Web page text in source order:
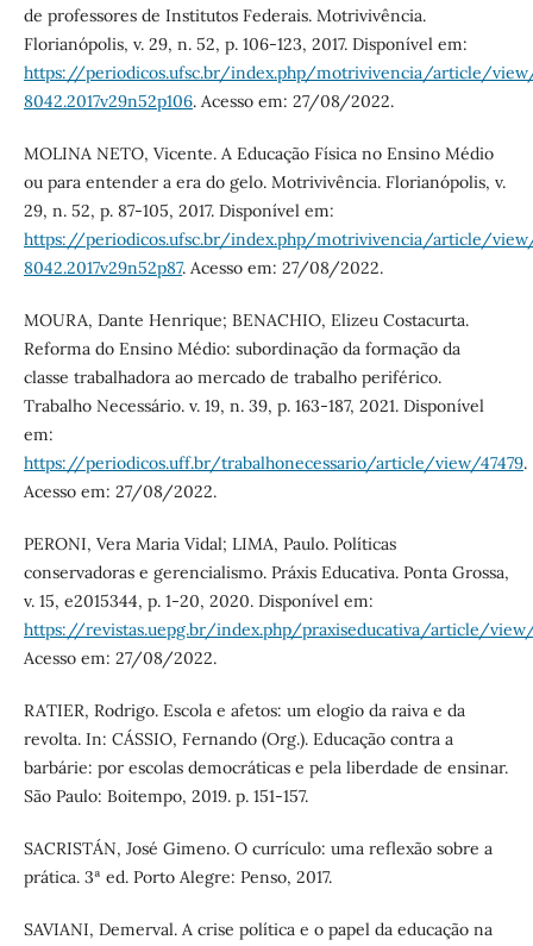
de professores de Institutos Federais. Motrivivência.
Florianópolis, v. 29, n. 52, p. 106-123, 2017. Disponível em:
https://periodicos.ufsc.br/index.php/motrivivencia/article/
8042.2017v29n52p106. Acesso em: 27/08/2022.
MOLINA NETO, Vicente. A Educação Física no Ensino Médio
ou para entender a era do gelo. Motrivivência. Florianópolis, v.
29, n. 52, p. 87-105, 2017. Disponível em:
https://periodicos.ufsc.br/index.php/motrivivencia/article/
8042.2017v29n52p87. Acesso em: 27/08/2022.
MOURA, Dante Henrique; BENACHIO, Elizeu Costacurta.
Reforma do Ensino Médio: subordinação da formação da
classe trabalhadora ao mercado de trabalho periférico.
Trabalho Necessário. v. 19, n. 39, p. 163-187, 2021. Disponível
em:
https://periodicos.uff.br/trabalhonecessario/article/view/47479.
Acesso em: 27/08/2022.
PERONI, Vera Maria Vidal; LIMA, Paulo. Políticas
conservadoras e gerencialismo. Práxis Educativa. Ponta Grossa,
v. 15, e2015344, p. 1-20, 2020. Disponível em:
https://revistas.uepg.br/index.php/praxiseducativa/article/
Acesso em: 27/08/2022.
RATIER, Rodrigo. Escola e afetos: um elogio da raiva e da
revolta. In: CÁSSIO, Fernando (Org.). Educação contra a
barbárie: por escolas democráticas e pela liberdade de ensinar.
São Paulo: Boitempo, 2019. p. 151-157.
SACRISTÁN, José Gimeno. O currículo: uma reflexão sobre a
prática. 3ª ed. Porto Alegre: Penso, 2017.
SAVIANI, Demerval. A crise política e o papel da educação na